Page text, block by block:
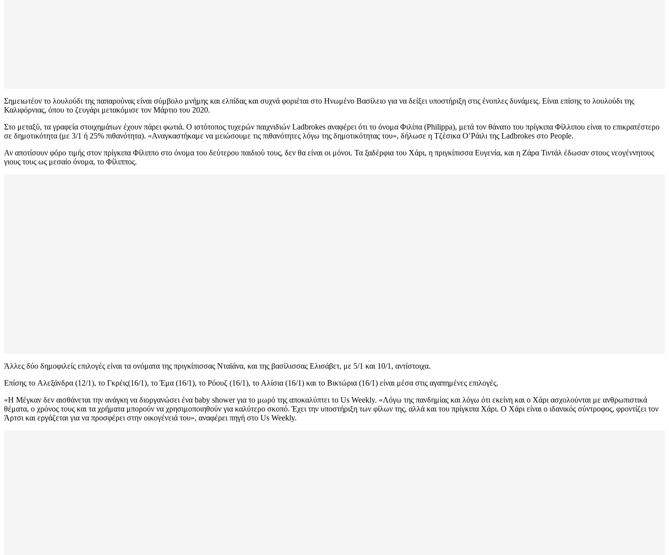
Σημειωτέον το λουλούδι της παπαρούνας είναι σύμβολο μνήμης και ελπίδας και συχνά φοριέται στο Ηνωμένο Βασίλειο για να δείξει υποστήριξη στις ένοπλες δυνάμεις. Είναι επίσης το λουλούδι της
Καλιφόρνιας, όπου το ζευγάρι μετακόμισε τον Μάρτιο του 2020.
Στο μεταξύ, τα γραφεία στοιχημάτων έχουν πάρει φωτιά. Ο ιστότοπος τυχερών παιχνιδιών Ladbrokes αναφέρει ότι το όνομα Φιλίπα (Philippa), μετά τον θάνατο του πρίγκιπα Φίλλιπου είναι το επικρατέστερο
σε δημοτικότητα (με 3/1 ή 25% πιθανότητα). «Αναγκαστήκαμε να μειώσουμε τις πιθανότητες λόγω της δημοτικότητας του», δήλωσε η Τζέσικα Ο’Ράιλι της Ladbrokes στο People.
Αν αποτίσουν φόρο τιμής στον πρίγκιπα Φίλιππο στο όνομα του δεύτερου παιδιού τους, δεν θα είναι οι μόνοι. Τα ξαδέρφια του Χάρι, η πριγκίπισσα Ευγενία, και η Ζάρα Τιντάλ έδωσαν στους νεογέννητους
γιους τους ως μεσαίο όνομα, το Φίλιππος.
Άλλες δύο δημοφιλείς επιλογές είναι τα ονόματα της πριγκίπισσας Νταϊάνα, και της βασίλισσας Ελισάβετ, με 5/1 και 10/1, αντίστοιχα.
Επίσης το Aλεξάνδρα (12/1), το Γκρέις(16/1), το Έμα (16/1), το Ρόουζ (16/1), το Αλίσια (16/1) και το Βικτώρια (16/1) είναι μέσα στις αγαπημένες επιλογές.
«Η Μέγκαν δεν αισθάνεται την ανάγκη να διοργανώσει ένα baby shower για το μωρό της αποκαλύπτει το Us Weekly. «Λόγω της πανδημίας και λόγω ότι εκείνη και ο Χάρι ασχολούνται με ανθρωπιστικά
θέματα, ο χρόνος τους και τα χρήματα μπορούν να χρησιμοποιηθούν για καλύτερο σκοπό. Έχει την υποστήριξη των φίλων της, αλλά και του πρίγκιπα Χάρι. Ο Χάρι είναι ο ιδανικός σύντροφος, φροντίζει τον
Άρτσι και εργάζεται για να προσφέρει στην οικογένειά του», αναφέρει πηγή στο Us Weekly.